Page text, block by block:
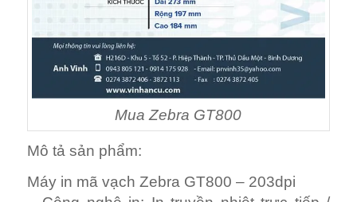
Mua Zebra GT800
Mô tả sản phẩm:
Máy in mã vạch Zebra GT800 – 203dpi